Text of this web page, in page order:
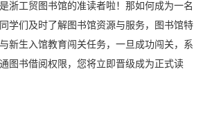
浙工贸图书馆的准读者啦！那如何成为一名
学们及时了解图书馆资源与服务，图书馆特
新生入馆教育闯关任务，一旦成功闯关，系
图书借阅权限，您将立即晋级成为正式读